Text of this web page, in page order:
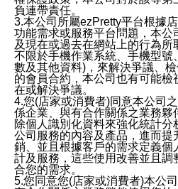
負連帶責任。
3.本公司所屬ezPretty平台根據
功能需求或服務平台問題，本公
及現在或過去在網站上的行為所
不限於手機作業系統、手機型號
數及其他資料)，來解決爭議、
的會員合約，本公司也有可能
在或解決爭議。
4.您(店家或消費者)同意本公司
係企業、與有合作關係之業務夥
除個人識別化資料來強化統計
公司服務的內容及產品，進而提
銷、並且根據客戶的需求定義個
計及服務，這些使用改善並且調
合您的需求。
5.您同意您(店家或消費者)本公